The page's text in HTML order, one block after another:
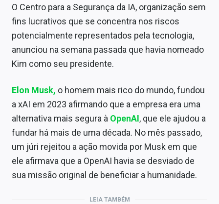
O Centro para a Segurança da IA, organização sem
fins lucrativos que se concentra nos riscos
potencialmente representados pela tecnologia,
anunciou na semana passada que havia nomeado
Kim como seu presidente.
Elon Musk, o homem mais rico do mundo, fundou
a xAI em 2023 afirmando que a empresa era uma
alternativa mais segura à OpenAI, que ele ajudou a
fundar há mais de uma década. No mês passado,
um júri rejeitou a ação movida por Musk em que
ele afirmava que a OpenAI havia se desviado de
sua missão original de beneficiar a humanidade.
LEIA TAMBÉM